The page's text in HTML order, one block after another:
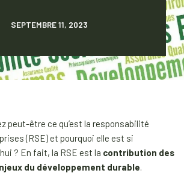
SEPTEMBRE 11, 2023
peut-être ce qu’est la responsabilité
(RSE) et pourquoi elle est si
? En fait, la RSE est la contribution des
du développement durable.